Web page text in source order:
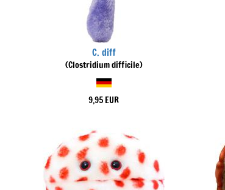
C. diff
(Clostridium difficile)
9,95 EUR